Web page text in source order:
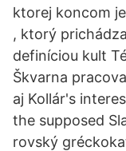
ktorej koncom
, ktorý
definíciou kult
Škvarna
aj Kollár's
the supposed
rovský